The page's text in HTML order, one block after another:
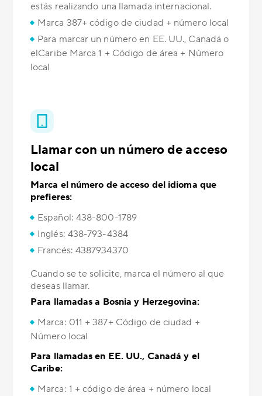
estás realizando una llamada internacional.
Marca 387+ código de ciudad + número local
Para marcar un número en EE. UU., Canadá o
elCaribe Marca 1 + Código de área + Número
local
Llamar con un número de acceso
local
Marca el número de acceso del idioma que
prefieres:
Español: 438-800-1789
Inglés: 438-793-4384
Francés: 4387934370
Cuando se te solicite, marca el número al que
deseas llamar.
Para llamadas a Bosnia y Herzegovina:
Marca: 011 + 387+ Código de ciudad +
Número local
Para llamadas en EE. UU., Canadá y el
Caribe:
Marca: 1 + código de área + número local